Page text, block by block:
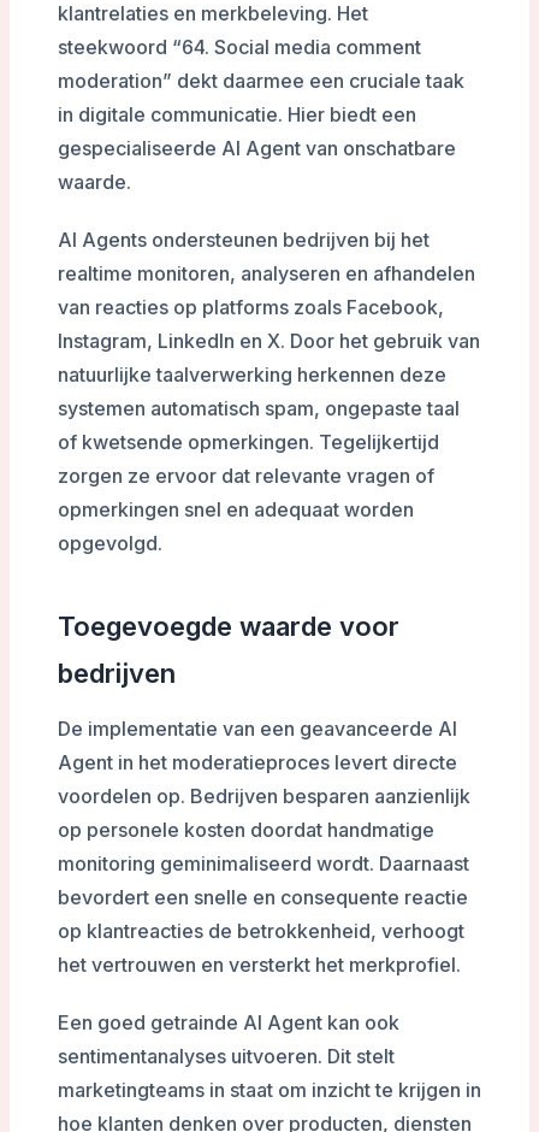
klantrelaties en merkbeleving. Het
steekwoord “64. Social media comment
moderation” dekt daarmee een cruciale taak
in digitale communicatie. Hier biedt een
gespecialiseerde AI Agent van onschatbare
waarde.
AI Agents ondersteunen bedrijven bij het
realtime monitoren, analyseren en afhandelen
van reacties op platforms zoals Facebook,
Instagram, LinkedIn en X. Door het gebruik van
natuurlijke taalverwerking herkennen deze
systemen automatisch spam, ongepaste taal
of kwetsende opmerkingen. Tegelijkertijd
zorgen ze ervoor dat relevante vragen of
opmerkingen snel en adequaat worden
opgevolgd.
Toegevoegde waarde voor
bedrijven
De implementatie van een geavanceerde AI
Agent in het moderatieproces levert directe
voordelen op. Bedrijven besparen aanzienlijk
op personele kosten doordat handmatige
monitoring geminimaliseerd wordt. Daarnaast
bevordert een snelle en consequente reactie
op klantreacties de betrokkenheid, verhoogt
het vertrouwen en versterkt het merkprofiel.
Een goed getrainde AI Agent kan ook
sentimentanalyses uitvoeren. Dit stelt
marketingteams in staat om inzicht te krijgen in
hoe klanten denken over producten, diensten